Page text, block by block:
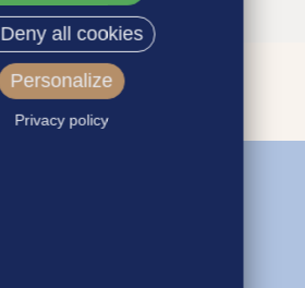
Deny all cookies
Personalize
Privacy policy